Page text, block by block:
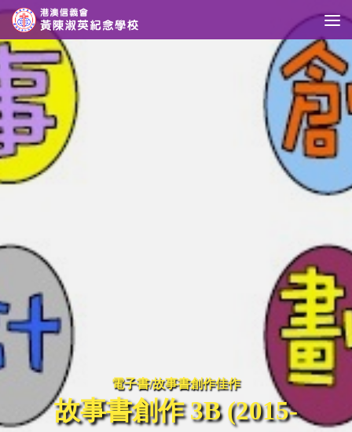
Skip to content
電子書/故事書創作佳作
故事書創作 3B (2015-